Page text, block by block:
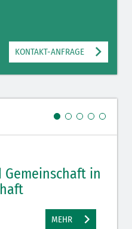
KONTAKT-ANFRAGE
in
MEHR